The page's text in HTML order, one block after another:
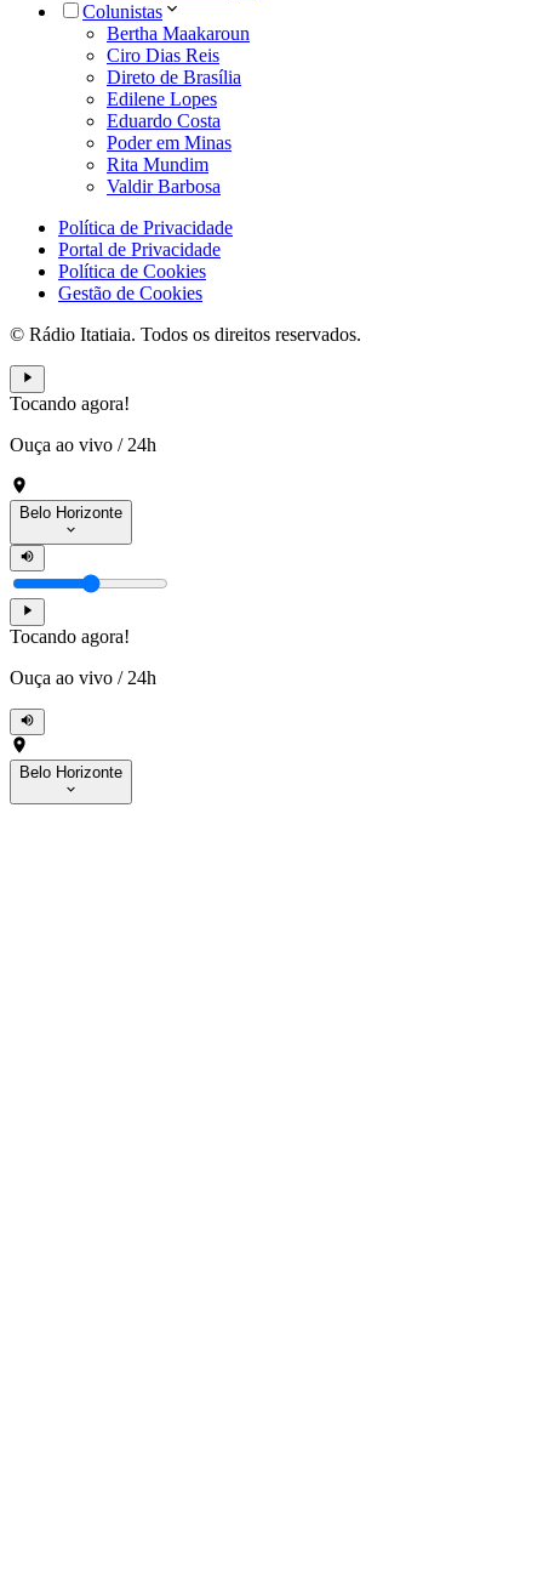
Colunistas
Bertha Maakaroun
Ciro Dias Reis
Direto de Brasília
Edilene Lopes
Eduardo Costa
Poder em Minas
Rita Mundim
Valdir Barbosa
Política de Privacidade
Portal de Privacidade
Política de Cookies
Gestão de Cookies
© Rádio Itatiaia. Todos os direitos reservados.
Tocando agora!
Ouça ao vivo / 24h
Belo Horizonte
Tocando agora!
Ouça ao vivo / 24h
Belo Horizonte